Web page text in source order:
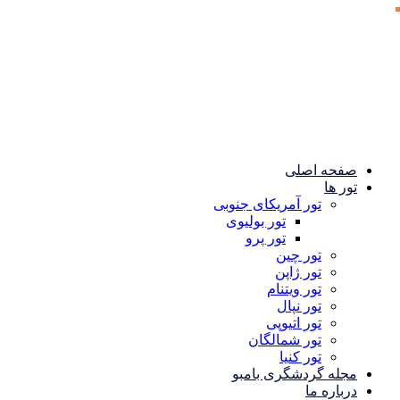
صفحه اصلی
تور ها
تور آمریکای جنوبی
تور بولیوی
تور پرو
تور چین
تور ژاپن
تور ویتنام
تور نپال
تور اتیوپی
تور شمالگان
تور کنیا
مجله گردشگری بامبو
درباره ما